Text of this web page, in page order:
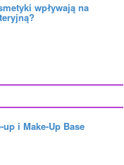
wpływają na
i Make-Up Base